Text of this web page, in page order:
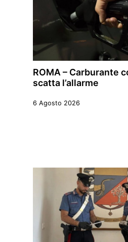
ROMA – Carburante
scatta l’allarme
6 Agosto 2026